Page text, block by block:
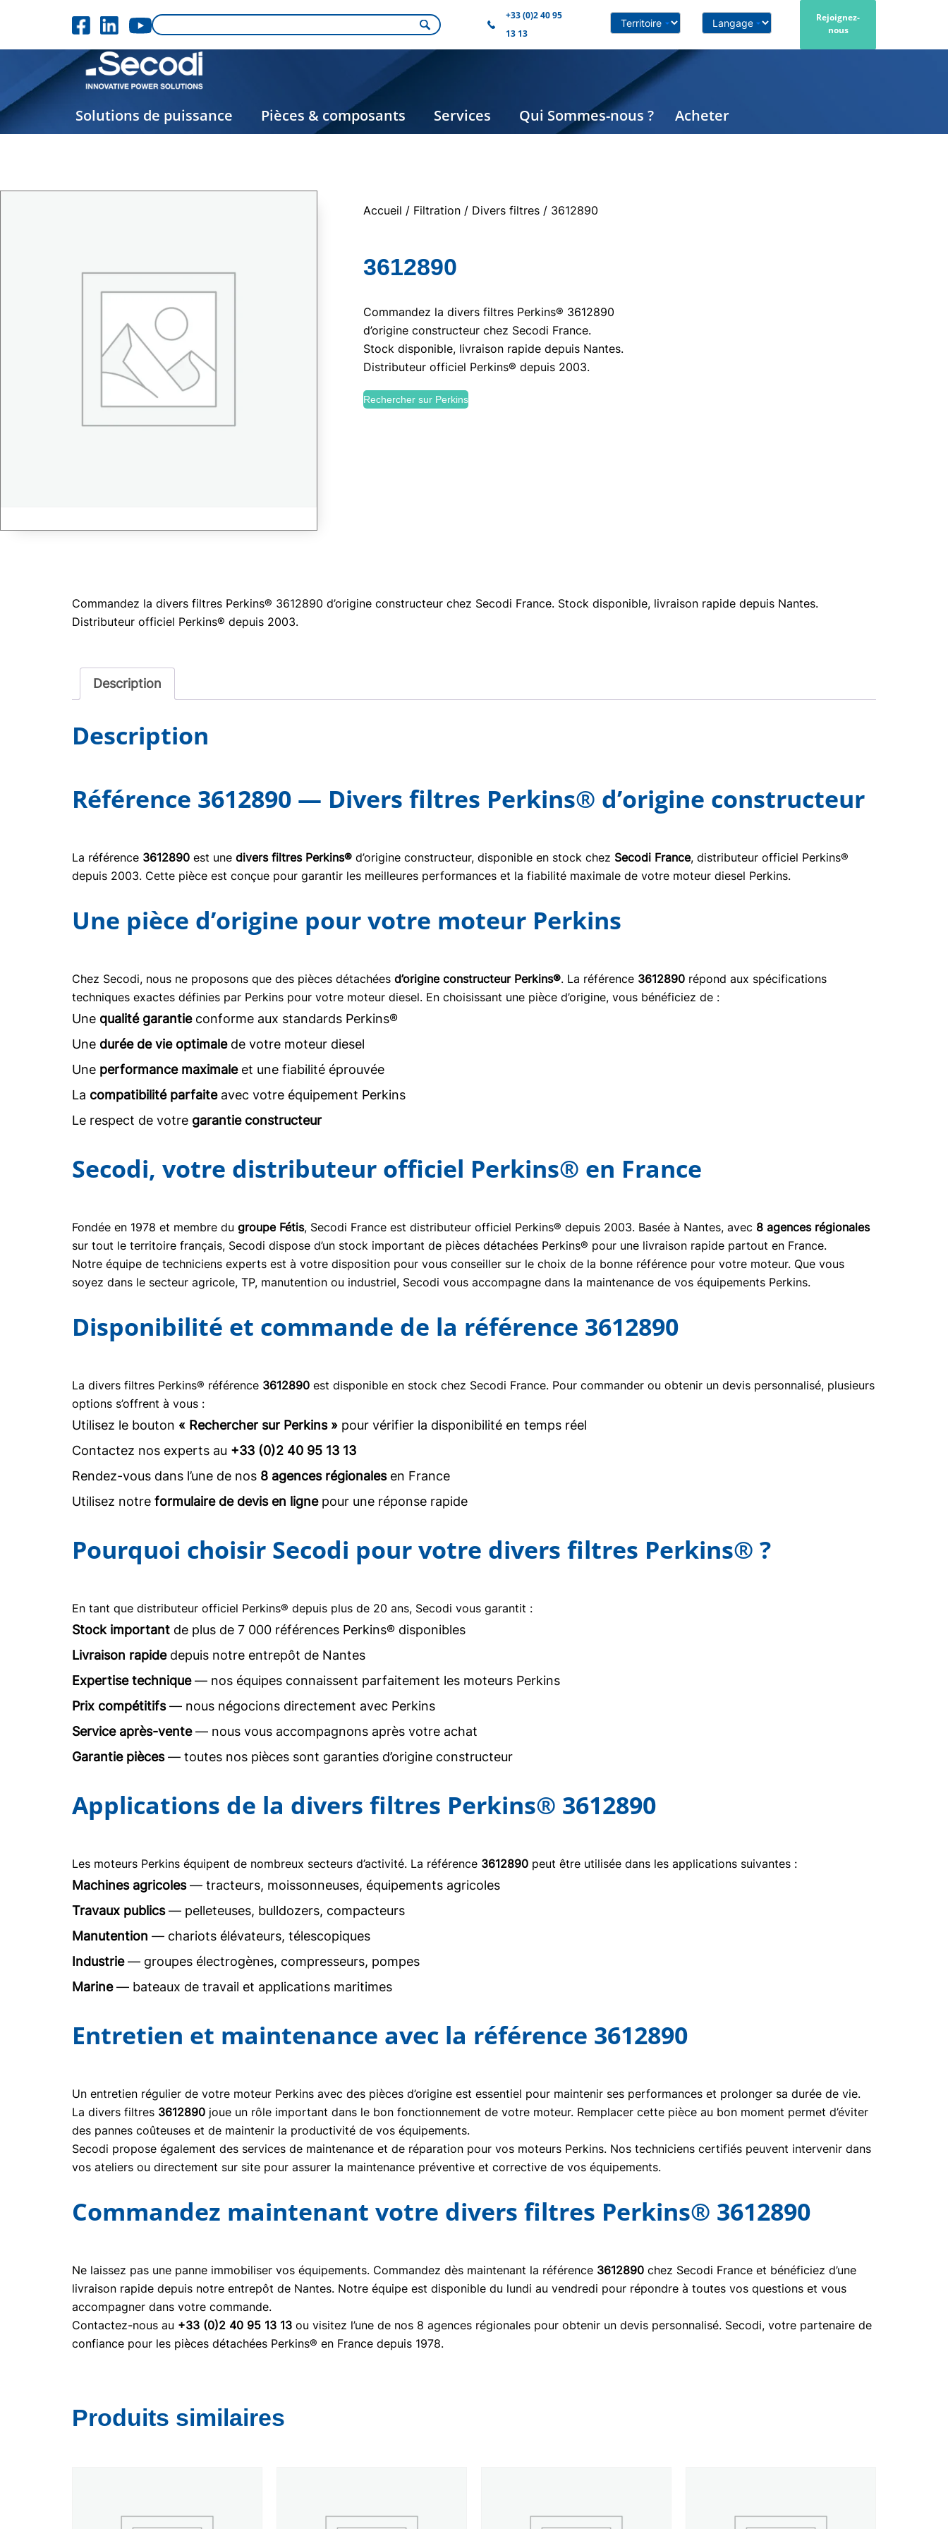
+33 (0)2 40 95
13 13
Rejoignez-
nous
Solutions de puissance Pièces & composants Services Qui Sommes-nous ? Acheter
Accueil / Filtration / Divers filtres / 3612890
3612890
Commandez la divers filtres Perkins® 3612890
d’origine constructeur chez Secodi France.
Stock disponible, livraison rapide depuis Nantes.
Distributeur officiel Perkins® depuis 2003.
Rechercher sur Perkins
Commandez la divers filtres Perkins® 3612890 d’origine constructeur chez Secodi France. Stock disponible, livraison rapide depuis Nantes.
Distributeur officiel Perkins® depuis 2003.
Description
Description
Référence 3612890 — Divers filtres Perkins® d’origine constructeur
La référence 3612890 est une divers filtres Perkins® d’origine constructeur, disponible en stock chez Secodi France, distributeur officiel Perkins®
depuis 2003. Cette pièce est conçue pour garantir les meilleures performances et la fiabilité maximale de votre moteur diesel Perkins.
Une pièce d’origine pour votre moteur Perkins
Chez Secodi, nous ne proposons que des pièces détachées d’origine constructeur Perkins®. La référence 3612890 répond aux spécifications
techniques exactes définies par Perkins pour votre moteur diesel. En choisissant une pièce d’origine, vous bénéficiez de :
Une qualité garantieconforme aux standards Perkins®
Une durée de vie optimalede votre moteur diesel
Une performance maximaleet une fiabilité éprouvée
La compatibilité parfaiteavec votre équipement Perkins
Le respect de votre garantie constructeur
Secodi, votre distributeur officiel Perkins® en France
Fondée en 1978 et membre du groupe Fétis, Secodi France est distributeur officiel Perkins® depuis 2003. Basée à Nantes, avec 8 agences régionales
sur tout le territoire français, Secodi dispose d’un stock important de pièces détachées Perkins® pour une livraison rapide partout en France.
Notre équipe de techniciens experts est à votre disposition pour vous conseiller sur le choix de la bonne référence pour votre moteur. Que vous
soyez dans le secteur agricole, TP, manutention ou industriel, Secodi vous accompagne dans la maintenance de vos équipements Perkins.
Disponibilité et commande de la référence 3612890
La divers filtres Perkins® référence 3612890 est disponible en stock chez Secodi France. Pour commander ou obtenir un devis personnalisé, plusieurs
options s’offrent à vous :
Utilisez le bouton « Rechercher sur Perkins » pour vérifier la disponibilité en temps réel
Contactez nos experts au +33 (0)2 40 95 13 13
Rendez-vous dans l’une de nos 8 agences régionalesen France
Utilisez notre formulaire de devis en lignepour une réponse rapide
Pourquoi choisir Secodi pour votre divers filtres Perkins® ?
En tant que distributeur officiel Perkins® depuis plus de 20 ans, Secodi vous garantit :
Stock important de plus de 7 000 références Perkins® disponibles
Livraison rapidedepuis notre entrepôt de Nantes
Expertise technique— nos équipes connaissent parfaitement les moteurs Perkins
Prix compétitifs— nous négocions directement avec Perkins
Service après-vente— nous vous accompagnons après votre achat
Garantie pièces— toutes nos pièces sont garanties d’origine constructeur
Applications de la divers filtres Perkins® 3612890
Les moteurs Perkins équipent de nombreux secteurs d’activité. La référence 3612890 peut être utilisée dans les applications suivantes :
Machines agricoles— tracteurs, moissonneuses, équipements agricoles
Travaux publics— pelleteuses, bulldozers, compacteurs
Manutention — chariots élévateurs, télescopiques
Industrie— groupes électrogènes, compresseurs, pompes
Marine— bateaux de travail et applications maritimes
Entretien et maintenance avec la référence 3612890
Un entretien régulier de votre moteur Perkins avec des pièces d’origine est essentiel pour maintenir ses performances et prolonger sa durée de vie.
La divers filtres 3612890 joue un rôle important dans le bon fonctionnement de votre moteur. Remplacer cette pièce au bon moment permet d’éviter
des pannes coûteuses et de maintenir la productivité de vos équipements.
Secodi propose également des services de maintenance et de réparation pour vos moteurs Perkins. Nos techniciens certifiés peuvent intervenir dans
vos ateliers ou directement sur site pour assurer la maintenance préventive et corrective de vos équipements.
Commandez maintenant votre divers filtres Perkins® 3612890
Ne laissez pas une panne immobiliser vos équipements. Commandez dès maintenant la référence 3612890 chez Secodi France et bénéficiez d’une
livraison rapide depuis notre entrepôt de Nantes. Notre équipe est disponible du lundi au vendredi pour répondre à toutes vos questions et vous
accompagner dans votre commande.
Contactez-nous au +33 (0)2 40 95 13 13 ou visitez l’une de nos 8 agences régionales pour obtenir un devis personnalisé. Secodi, votre partenaire de
confiance pour les pièces détachées Perkins® en France depuis 1978.
Produits similaires